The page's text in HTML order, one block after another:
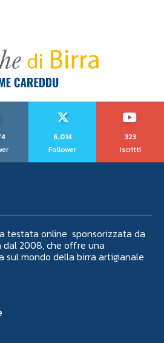
6,014
Follower
323
Iscritti
testata online sponsorizzata da
2008, che offre una
sul mondo della birra artigianale